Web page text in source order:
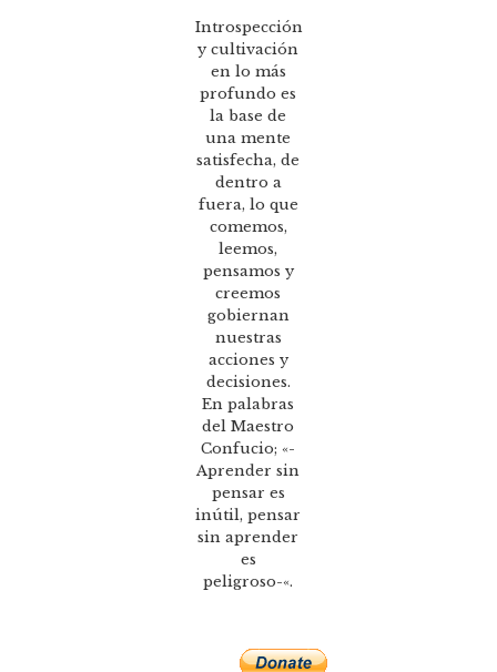
Introspección
y cultivación
en lo más
profundo es
la base de
una mente
satisfecha, de
dentro a
fuera, lo que
comemos,
leemos,
pensamos y
creemos
gobiernan
nuestras
acciones y
decisiones.
En palabras
del Maestro
Confucio; «-
Aprender sin
pensar es
inútil, pensar
sin aprender
es
peligroso-«.